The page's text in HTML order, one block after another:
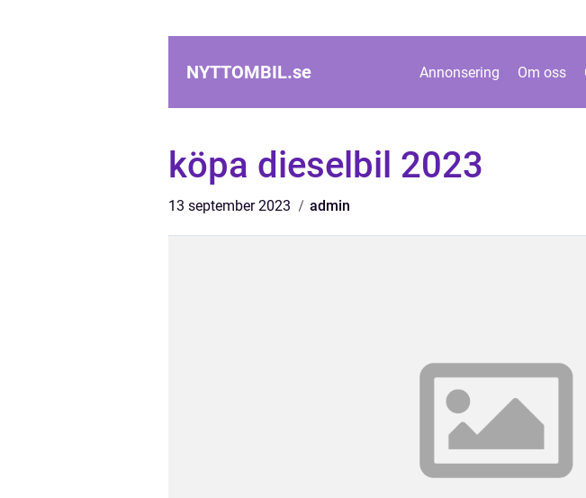
NYTTOMBIL.se Annonsering Om oss
köpa dieselbil 2023
13 september 2023 admin